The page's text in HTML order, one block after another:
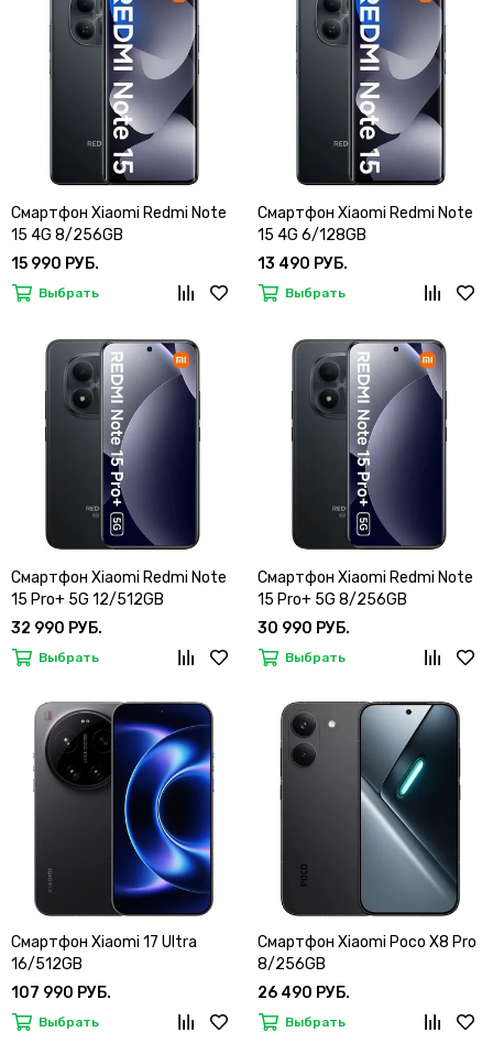
Смартфон Xiaomi Redmi Note
15 4G 8/256GB
15 990 РУБ.
Выбрать
Смартфон Xiaomi Redmi Note
15 4G 6/128GB
13 490 РУБ.
Выбрать
Смартфон Xiaomi Redmi Note
15 Pro+ 5G 12/512GB
32 990 РУБ.
Выбрать
Смартфон Xiaomi Redmi Note
15 Pro+ 5G 8/256GB
30 990 РУБ.
Выбрать
Смартфон Xiaomi 17 Ultra
16/512GB
107 990 РУБ.
Выбрать
Смартфон Xiaomi Poco X8 Pro
8/256GB
26 490 РУБ.
Выбрать